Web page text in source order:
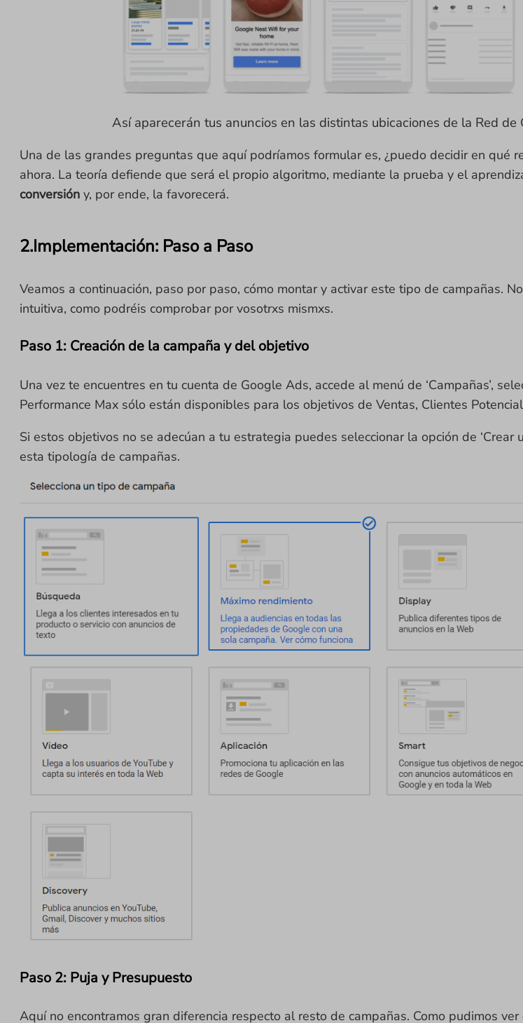
Así aparecerán tus anuncios en las distintas ubicaciones de la Red de
Una de las grandes preguntas que aquí podríamos formular es, ¿puedo decidir en qué
ahora. La teoría defiende que será el propio algoritmo, mediante la prueba y el
conversión y, por ende, la favorecerá.
2.Implementación: Paso a Paso
Veamos a continuación, paso por paso, cómo montar y activar este tipo de campañas.
intuitiva, como podréis comprobar por vosotrxs mismxs.
Paso 1: Creación de la campaña y del objetivo
Una vez te encuentres en tu cuenta de Google Ads, accede al menú de ‘Campañas’,
Performance Max sólo están disponibles para los objetivos de Ventas, Clientes
Si estos objetivos no se adecúan a tu estrategia puedes seleccionar la opción de
esta tipología de campañas.
Paso 2: Puja y Presupuesto
Aquí no encontramos gran diferencia respecto al resto de campañas. Como pudimos